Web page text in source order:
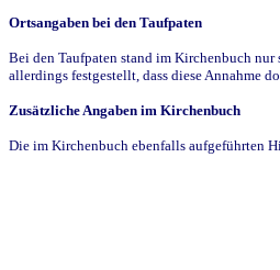
Ortsangaben bei den Taufpaten
Bei den Taufpaten stand im Kirchenbuch nur
allerdings festgestellt, dass diese Annahme
Zusätzliche Angaben im Kirchenbuch
Die im Kirchenbuch ebenfalls aufgeführten